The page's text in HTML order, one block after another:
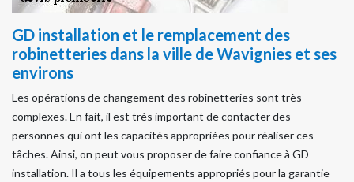
GD installation et le remplacement des
robinetteries dans la ville de Wavignies et ses
environs
Les opérations de changement des robinetteries sont très
complexes. En fait, il est très important de contacter des
personnes qui ont les capacités appropriées pour réaliser ces
tâches. Ainsi, on peut vous proposer de faire confiance à GD
installation. Il a tous les équipements appropriés pour la garantie